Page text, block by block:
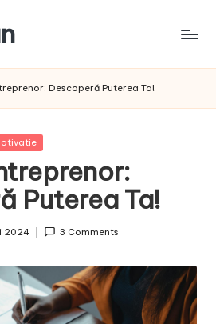
Descoperă Puterea Ta!
Puterea Ta!
2024 3 Comments